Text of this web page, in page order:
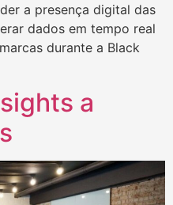
a presença digital das
dados em tempo real
durante a Black
a